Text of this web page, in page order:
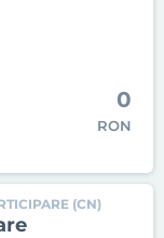
0
RON
(CN)